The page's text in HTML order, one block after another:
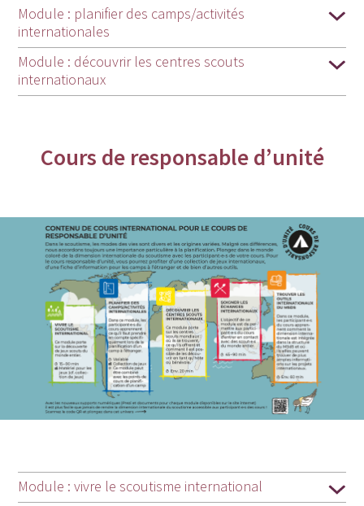
Module : planifier des camps/activités
internationales
Module : découvrir les centres scouts
internationaux
Cours de responsable d’unité
Module : vivre le scoutisme international